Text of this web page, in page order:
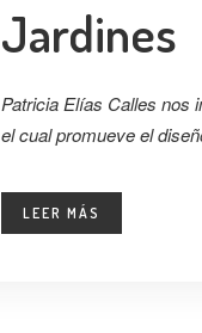
Jardines
Patricia Elías Calles nos
el cual promueve el
LEER MÁS